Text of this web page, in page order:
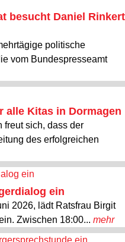
besucht Daniel Rinkert
politische
vom Bundespresseamt
alle Kitas in Dormagen
freut sich, dass der
des erfolgreichen
ein
2026, lädt Ratsfrau Birgit
Zwischen 18:00... mehr